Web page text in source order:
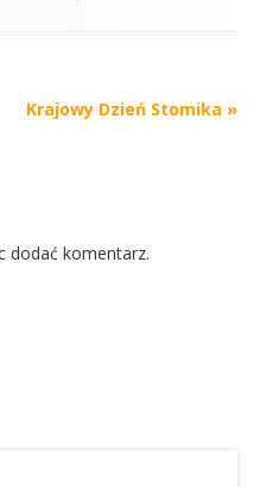
Krajowy Dzień Stomika »
dodać komentarz.